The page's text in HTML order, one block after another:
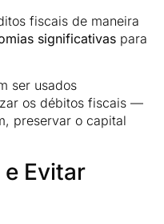
fiscais de maneira
significativas para
ser usados
os débitos fiscais —
preservar o capital
Evitar